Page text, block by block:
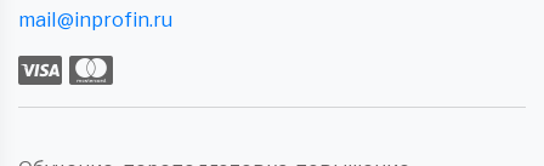
mail@inprofin.ru